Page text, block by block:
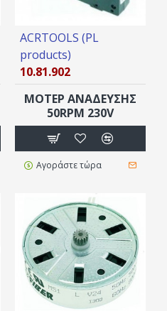
ACRTOOLS (PL
products)
10.81.902
ΜΟΤΕΡ ΑΝΑΔΕΥΣΗΣ
50RPM 230V
Αγοράστε τώρα